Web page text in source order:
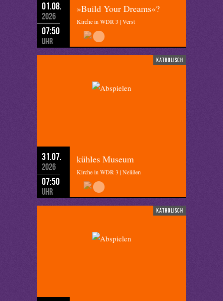
01.08.
2026
07:50
Uhr
»Build Your Dreams«?
Kirche in WDR 3 | Verst
katholisch
31.07.
2026
07:50
Uhr
kühles Museum
Kirche in WDR 3 | Nelißen
katholisch